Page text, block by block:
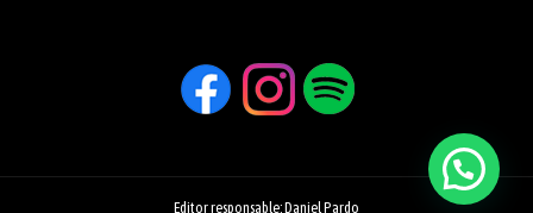
Editor responsable: Daniel Pardo